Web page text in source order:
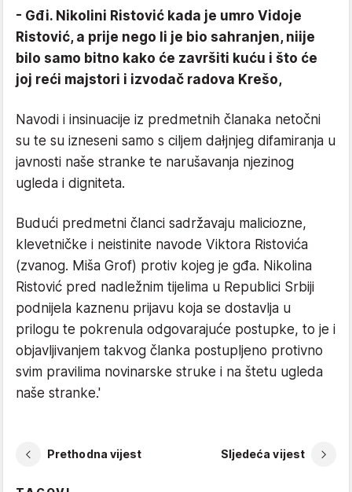
- Gđi. Nikolini Ristović kada je umro Vidoje
Ristović, a prije nego li je bio sahranjen, niije
bilo samo bitno kako će završiti kuću i što će
joj reći majstori i izvodač radova Krešo,
Navodi i insinuacije iz predmetnih članaka netočni
su te su izneseni samo s ciljem dałjnjeg difamiranja u
javnosti naše stranke te narušavanja njezinog
ugleda i digniteta.
Budući predmetni članci sadržavaju maliciozne,
klevetničke i neistinite navode Viktora Ristovića
(zvanog. Miša Grof) protiv kojeg je gđa. Nikolina
Ristović pred nadležnim tijelima u Republici Srbiji
podnijela kaznenu prijavu koja se dostavlja u
prilogu te pokrenula odgovarajuće postupke, to je i
objavljivanjem takvog članka postupljeno protivno
svim pravilima novinarske struke i na štetu ugleda
naše stranke.'
Prethodna vijest Sljedeća vijest